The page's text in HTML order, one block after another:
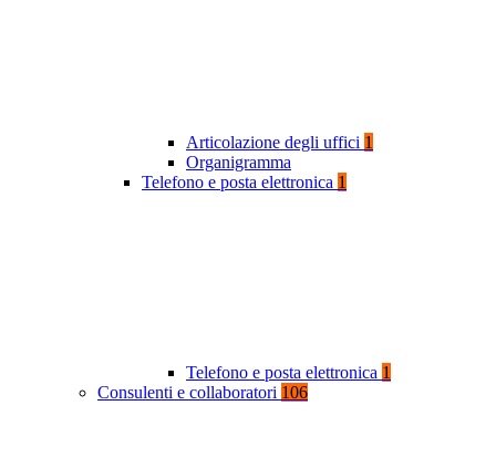
Articolazione degli uffici 1
Organigramma
Telefono e posta elettronica 1
Telefono e posta elettronica 1
Consulenti e collaboratori 106